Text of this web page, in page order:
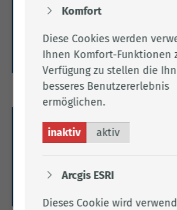
Fahrerlaubnisse
Hier finden Sie alles zum Thema
Weitere Informationen
Feuerwehr &
Komfort
Diese Cookies werden
Ihnen Komfort-Funktionen
Verfügung zu stellen die
besseres Benutzererlebnis
ermöglichen.
inaktiv aktiv
Arcgis ESRI
Dieses Cookie wird